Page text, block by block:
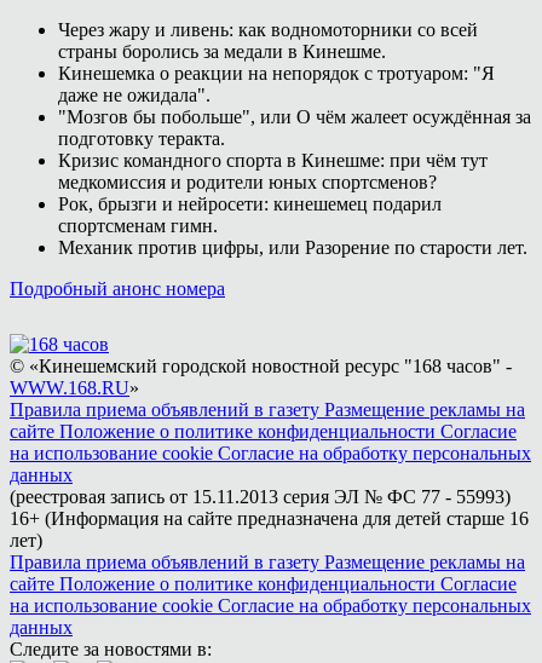
Через жару и ливень: как водномоторники со всей
страны боролись за медали в Кинешме.
Кинешемка о реакции на непорядок с тротуаром: "Я
даже не ожидала".
"Мозгов бы побольше", или О чём жалеет осуждённая за
подготовку теракта.
Кризис командного спорта в Кинешме: при чём тут
медкомиссия и родители юных спортсменов?
Рок, брызги и нейросети: кинешемец подарил
спортсменам гимн.
Механик против цифры, или Разорение по старости лет.
Подробный анонс номера
© «Кинешемский городской новостной ресурс "168 часов" -
WWW.168.RU»
Правила приема объявлений в газету Размещение рекламы на
сайте Положение о политике конфиденциальности Согласие
на использование cookie Согласие на обработку персональных
данных
(реестровая запись от 15.11.2013 серия ЭЛ № ФС 77 - 55993)
16+ (Информация на сайте предназначена для детей старше 16
лет)
Правила приема объявлений в газету Размещение рекламы на
сайте Положение о политике конфиденциальности Согласие
на использование cookie Согласие на обработку персональных
данных
Следите за новостями в: